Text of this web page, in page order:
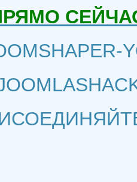
ПРЯМО